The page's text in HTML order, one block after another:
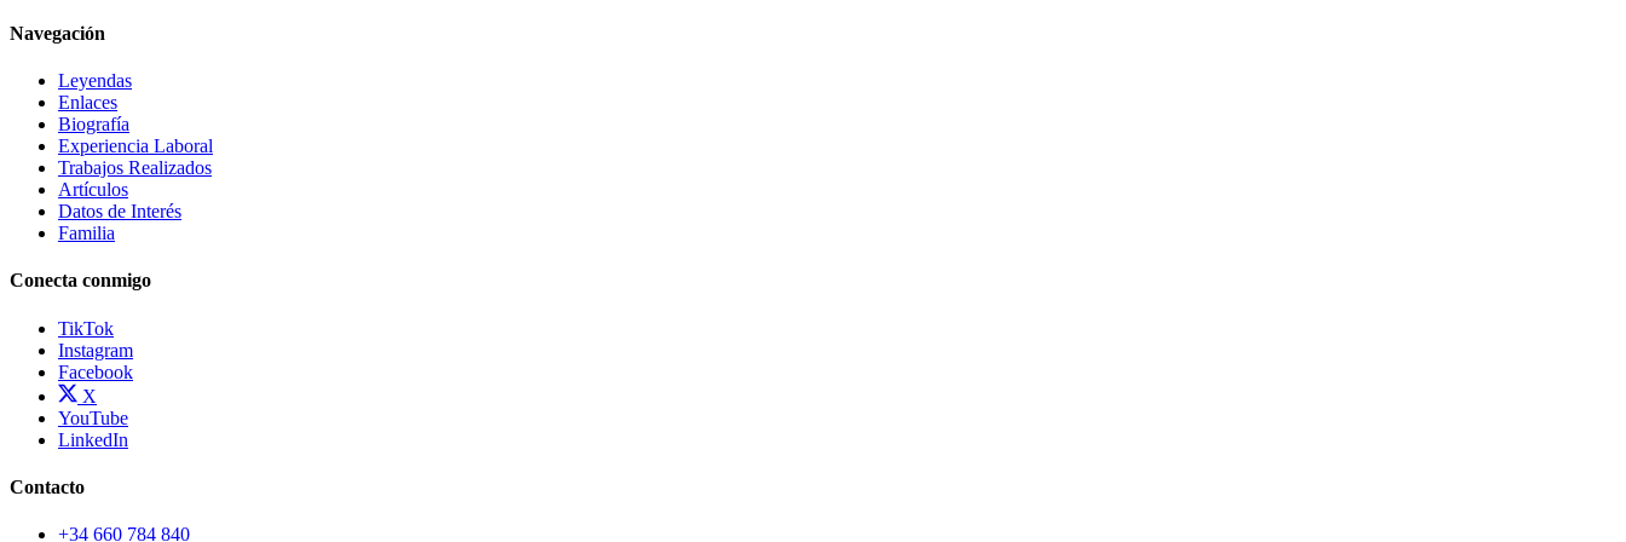
Navegación
Leyendas
Enlaces
Biografía
Experiencia Laboral
Trabajos Realizados
Artículos
Datos de Interés
Familia
Conecta conmigo
TikTok
Instagram
Facebook
X
YouTube
LinkedIn
Contacto
+34 660 784 840